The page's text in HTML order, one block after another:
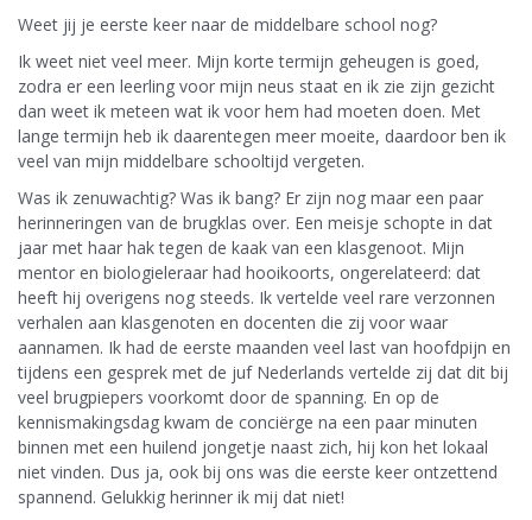
Weet jij je eerste keer naar de middelbare school nog?
Ik weet niet veel meer. Mijn korte termijn geheugen is goed,
zodra er een leerling voor mijn neus staat en ik zie zijn gezicht
dan weet ik meteen wat ik voor hem had moeten doen. Met
lange termijn heb ik daarentegen meer moeite, daardoor ben ik
veel van mijn middelbare schooltijd vergeten.
Was ik zenuwachtig? Was ik bang? Er zijn nog maar een paar
herinneringen van de brugklas over. Een meisje schopte in dat
jaar met haar hak tegen de kaak van een klasgenoot. Mijn
mentor en biologieleraar had hooikoorts, ongerelateerd: dat
heeft hij overigens nog steeds. Ik vertelde veel rare verzonnen
verhalen aan klasgenoten en docenten die zij voor waar
aannamen. Ik had de eerste maanden veel last van hoofdpijn en
tijdens een gesprek met de juf Nederlands vertelde zij dat dit bij
veel brugpiepers voorkomt door de spanning. En op de
kennismakingsdag kwam de conciërge na een paar minuten
binnen met een huilend jongetje naast zich, hij kon het lokaal
niet vinden. Dus ja, ook bij ons was die eerste keer ontzettend
spannend. Gelukkig herinner ik mij dat niet!